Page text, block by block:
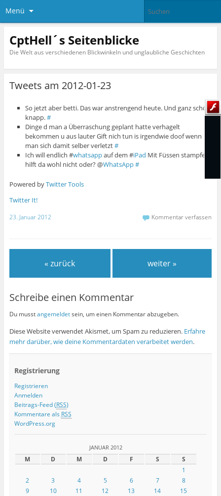
Menü
CptHell´s Seitenblicke
Die Welt aus verschiedenen Blickwinkeln und unglaubliche Geschichten
Tweets am 2012-01-23
So jetzt aber betti. Das war anstrengend heute. Und ganz schön
knapp.#
Dinge d man a Überraschung geplant hatte verhagelt
bekommen u aus lauter Gift nich tun is irgendwie doof wenn
man sich damit selber verletzt#
Ich will endlich #whatsappauf dem #iPad Mit Füssen stampfen
hilft da wohl nicht oder? @WhatsApp#
Powered byTwitter Tools
Twitter It!
23. Januar 2012 Kommentar verfassen
« zurück weiter »
Schreibe einen Kommentar
Du musstangemeldetsein, um einen Kommentar abzugeben.
Diese Website verwendet Akismet, um Spam zu reduzieren. Erfahre
mehr darüber, wie deine Kommentardaten verarbeitet werden.
Registrierung
Registrieren
Anmelden
Beitrags-Feed (RSS)
Kommentare als RSS
WordPress.org
JANUAR 2012
M D M D F S S
1
2
3 4 5 6 7
8
9
10 11 12 13 14
15